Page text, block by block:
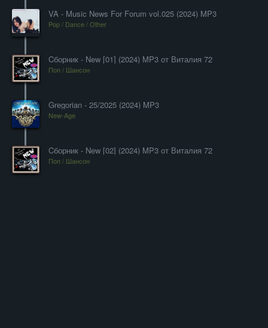
VA - Music News For Forum vol.025 (2024) MP3
Pop / Dance / Other
Cборник - New [01] (2024) MP3 от Виталия 72
Поп / Шансон
Gregorian - 25/2025 (2024) MP3
New-Age
Cборник - New [02] (2024) MP3 от Виталия 72
Поп / Шансон